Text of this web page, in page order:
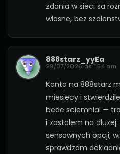
zdania w sieci sa
wlasne, bez
888starz_yyEa
29/07/2026 às 1:54 am
Konto na 888starz
miesiecy i
bede sciemnial —
i zostalem na dluzej.
sensownych opcji,
sprawdzam